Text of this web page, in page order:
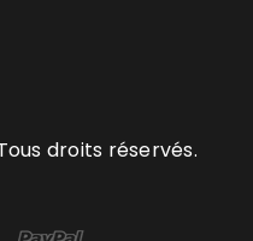
droits réservés.